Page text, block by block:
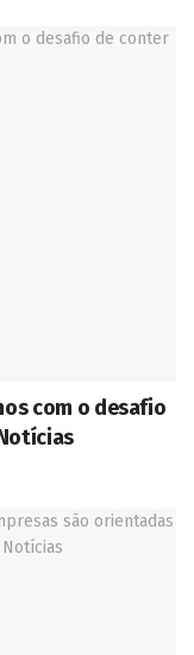
com o desafio